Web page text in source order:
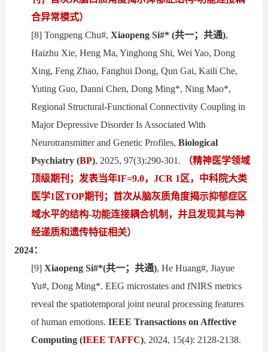
合异常模式）
[8] Tongpeng Chu#, Xiaopeng Si#* (共一；共通),
Haizhu Xie, Heng Ma, Yinghong Shi, Wei Yao, Dong
Xing, Feng Zhao, Fanghui Dong, Qun Gai, Kaili Che,
Yuting Guo, Danni Chen, Dong Ming*, Ning Mao*,
Regional Structural-Functional Connectivity Coupling in
Major Depressive Disorder Is Associated With
Neurotransmitter and Genetic Profiles, Biological
Psychiatry (BP), 2025, 97(3):290-301.
（精神医学领域
顶级期刊；发表当年IF=9.0，JCR 1区，中科院大类
医学1区TOP期刊；首次从脑灰质角度揭示抑郁症区
域水平的结构-功能连接耦合机制，并且发现其与神
经递质和遗传特征相关）
2024：
[9] Xiaopeng Si#*(共一；共通), He Huang#, Jiayue
Yu#, Dong Ming*. EEG microstates and fNIRS metrics
reveal the spatiotemporal joint neural processing features
of human emotions. IEEE Transactions on Affective
Computing(IEEE TAFFC), 2024, 15(4): 2128-2138.